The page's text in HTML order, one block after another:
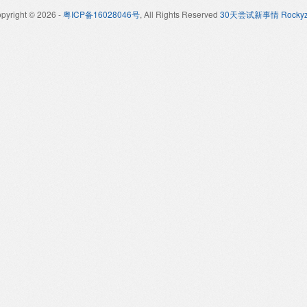
© 2026 -粤ICP备16028046号, All Rights Reserved 30天尝试新事情